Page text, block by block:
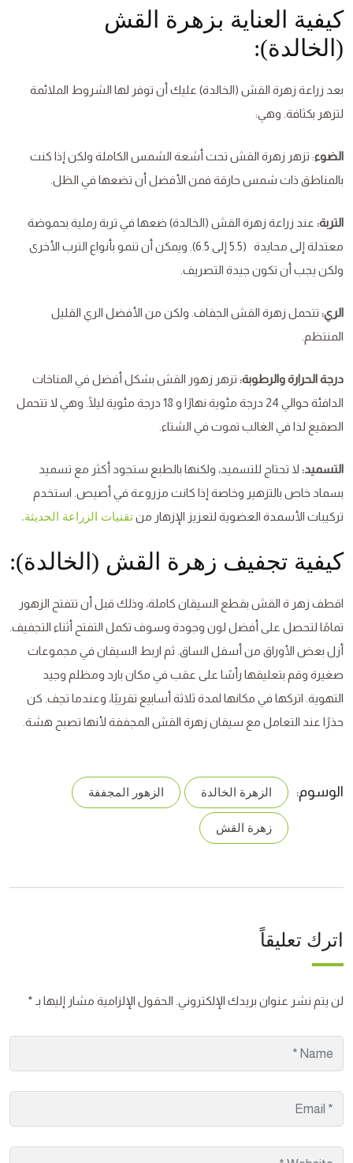
كيفية العناية بزهرة القش
(الخالدة):
بعد زراعة زهرة القش (الخالدة) عليك أن توفر لها الشروط الملائمة
لتزهر بكثافة. وهي:
الضوء: تزهر زهرة القش تحت أشعة الشمس الكاملة ولكن إذا كنت
بالمناطق ذات شمس حارقة فمن الأفضل أن تضعها في الظل.
التربة: عند زراعة زهرة القش (الخالدة) ضعها في تربة رملية بحموضة
معتدلة إلى محايدة (5.5 إلى 6.5). ويمكن أن تنمو بأنواع الترب الأخرى
ولكن يجب أن تكون جيدة التصريف.
الري: تتحمل زهرة القش الجفاف. ولكن من الأفضل الري القليل
المنتظم.
درجة الحرارة والرطوبة: تزهر زهور القش بشكل أفضل في المناخات
الدافئة حوالي 24 درجة مئوية نهارًا و 18 درجة مئوية ليلًا. وهي لا تتحمل
الصقيع لذا في الغالب تموت في الشتاء.
التسميد: لا تحتاج للتسميد، ولكنها بالطبع ستجود أكثر مع تسميد
بسماد خاص بالتزهير وخاصة إذا كانت مزروعة في أصيص. استخدم
تركيبات الأسمدة العضوية لتعزيز الإزهار منتقنيات الزراعة الحديثة.
كيفية تجفيف زهرة القش (الخالدة):
اقطف زهر ة القش بقطع السيقان كاملة، وذلك قبل أن تتفتح الزهور
تمامًا لتحصل على أفضل لون وجودة وسوف تكمل التفتح أثناء التجفيف.
أزل بعض الأوراق من أسفل الساق. ثم اربط السيقان في مجموعات
صغيرة وقم بتعليقها رأسًا على عقب في مكان بارد ومظلم وجيد
التهوية. اتركها في مكانها لمدة ثلاثة أسابيع تقريبًا، وعندما تجف. كن
حذرًا عند التعامل مع سيقان زهرة القش المجففة لأنها تصبح هشة.
الوسوم: الزهرة الخالدة الزهور المجففة
زهرة القش
اترك تعليقاً
لن يتم نشر عنوان بريدك الإلكتروني. الحقول الإلزامية مشار إليها بـ *